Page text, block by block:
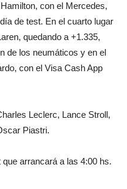
con el Mercedes,
de test. En el cuarto lugar
quedando a +1.335,
de los neumáticos y en el
con el Visa Cash App
Leclerc, Lance Stroll,
Piastri.
arrancará a las 4:00 hs.